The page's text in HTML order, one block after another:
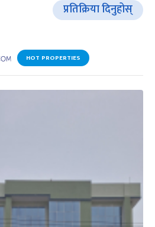
प्रतिक्रिया दिनुहोस्
HOT PROPERTIES